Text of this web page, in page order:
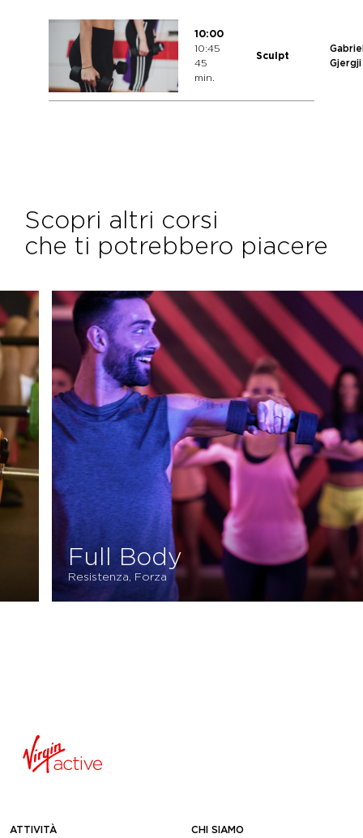
10:00
10:45
45
min.
Sculpt
Gjergji
Scopri altri corsi
che ti potrebbero piacere
Full Body
Resistenza, Forza
ATTIVITÀ CHI SIAMO